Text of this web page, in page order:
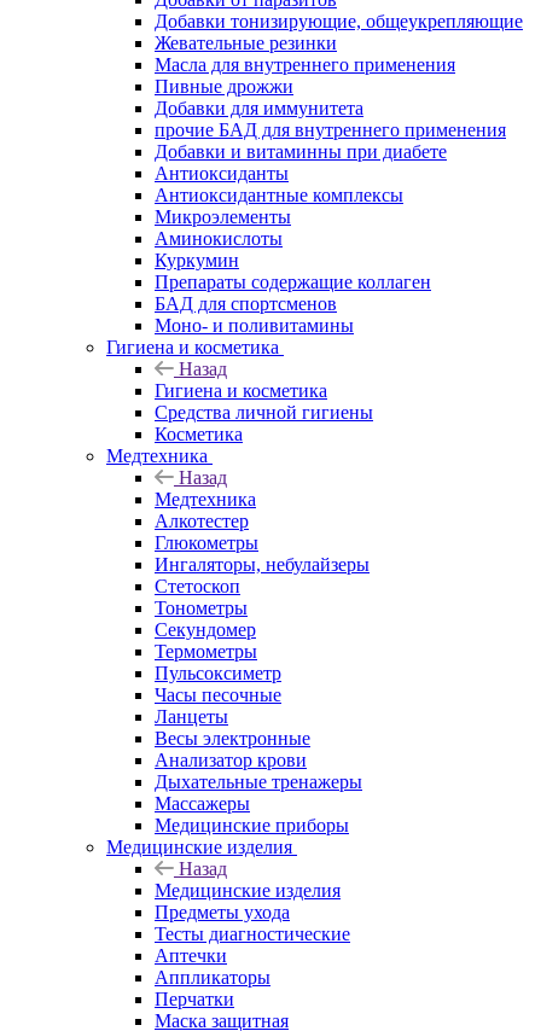
Добавки тонизирующие, общеукрепляющие
Жевательные резинки
Масла для внутреннего применения
Пивные дрожжи
Добавки для иммунитета
прочие БАД для внутреннего применения
Добавки и витаминны при диабете
Антиоксиданты
Антиоксидантные комплексы
Микроэлементы
Аминокислоты
Куркумин
Препараты содержащие коллаген
БАД для спортсменов
Моно- и поливитамины
Гигиена и косметика
Назад
Гигиена и косметика
Средства личной гигиены
Косметика
Медтехника
Назад
Медтехника
Алкотестер
Глюкометры
Ингаляторы, небулайзеры
Стетоскоп
Тонометры
Секундомер
Термометры
Пульсоксиметр
Часы песочные
Ланцеты
Весы электронные
Анализатор крови
Дыхательные тренажеры
Массажеры
Медицинские приборы
Медицинские изделия
Назад
Медицинские изделия
Предметы ухода
Тесты диагностические
Аптечки
Аппликаторы
Перчатки
Маска защитная